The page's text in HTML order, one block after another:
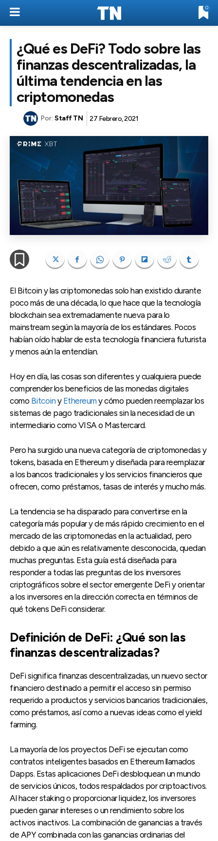
0
¿Qué es DeFi? Todo sobre las
finanzas descentralizadas, la
última tendencia en las
criptomonedas
Por: Staff TN 27 Febrero, 2021
El Bitcoin y las criptomonedas solo han existido durante
poco más de una década, lo que hace que la tecnología
blockchain sea extremadamente nueva para lo
mainstream según la mayoría de los estándares. Pocos
habían oído hablar de esta tecnología financiera futurista
y menos aún la entendían.
Hoy en día, las cosas son diferentes y cualquiera puede
comprender los beneficios de las monedas digitales
como Bitcoin y Ethereum y cómo pueden reemplazar los
sistemas de pago tradicionales sin la necesidad de un
intermediario como VISA o Mastercard.
Pero ha surgido una nueva categoría de criptomonedas y
tokens, basada en Ethereum y diseñada para reemplazar
a los bancos tradicionales y los servicios financieros que
ofrecen, como préstamos, tasas de interés y mucho más.
La tendencia se ha disparado para convertirse en la
categoría más popular y de más rápido crecimiento en el
mercado de las criptomonedas en la actualidad, pero
debido a que aún es relativamente desconocida, quedan
muchas preguntas. Esta guía está diseñada para
responder a todas las preguntas de los inversores
criptográficos sobre el sector emergente DeFi y orientar
a los inversores en la dirección correcta en términos de
qué tokens DeFi considerar.
Definición de DeFi: ¿Qué son las
finanzas descentralizadas?
DeFi significa finanzas descentralizadas, un nuevo sector
financiero destinado a permitir el acceso sin permiso
requerido a productos y servicios bancarios tradicionales,
como préstamos, así como a nuevas ideas como el yield
farming.
La mayoría de los proyectos DeFi se ejecutan como
contratos inteligentes basados ​​en Ethereum llamados
Dapps. Estas aplicaciones DeFi desbloquean un mundo
de servicios únicos, todos respaldados por criptoactivos.
Al hacer staking o proporcionar liquidez, los inversores
pueden ganar intereses o un rendimiento sobre los
activos inactivos. La combinación de ganancias a través
de APY combinada con las ganancias ordinarias del